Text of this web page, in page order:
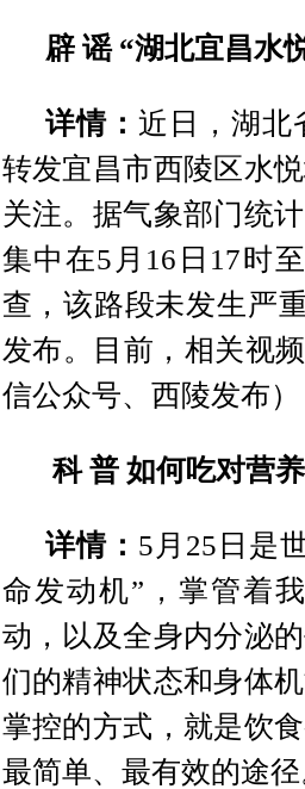
辟 谣 “湖北宜昌水
详情： 近日，湖北
转发宜昌市西陵区水
关注。据气象部门统
集中在5月16日17时
查，该路段未发生严
发布。目前，相关视
信公众号、西陵发布）
科 普 如何吃对营
详情： 5月25日是
命发动机”，掌管着
动，以及全身内分泌
们的精神状态和身体
掌控的方式，就是饮
最简单、最有效的途